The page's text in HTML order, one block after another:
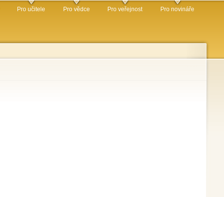
Pro učitele Pro vědce Pro veřejnost Pro novináře